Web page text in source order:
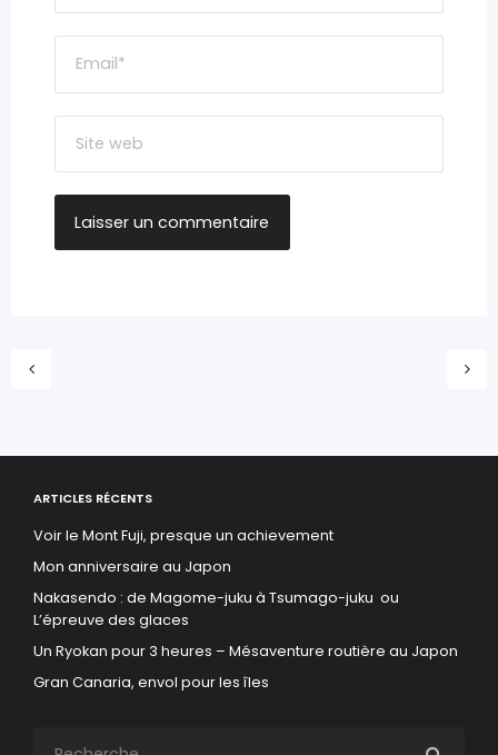
ARTICLES RÉCENTS
Voir le Mont Fuji, presque un achievement
Mon anniversaire au Japon
Nakasendo : de Magome-juku à Tsumago-juku ou
L’épreuve des glaces
Un Ryokan pour 3 heures – Mésaventure routière au Japon
Gran Canaria, envol pour les îles